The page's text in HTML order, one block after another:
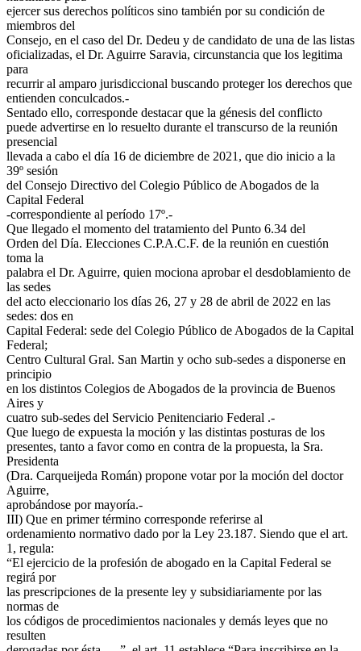
ejercer sus derechos políticos sino también por su condición de
miembros del
Consejo, en el caso del Dr. Dedeu y de candidato de una de las listas
oficializadas, el Dr. Aguirre Saravia, circunstancia que los legitima
para
recurrir al amparo jurisdiccional buscando proteger los derechos que
entienden conculcados.-
Sentado ello, corresponde destacar que la génesis del conflicto
puede advertirse en lo resuelto durante el transcurso de la reunión
presencial
llevada a cabo el día 16 de diciembre de 2021, que dio inicio a la
39º sesión
del Consejo Directivo del Colegio Público de Abogados de la
Capital Federal
-correspondiente al período 17º.-
Que llegado el momento del tratamiento del Punto 6.34 del
Orden del Día. Elecciones C.P.A.C.F. de la reunión en cuestión
toma la
palabra el Dr. Aguirre, quien mociona aprobar el desdoblamiento de
las sedes
del acto eleccionario los días 26, 27 y 28 de abril de 2022 en las
sedes: dos en
Capital Federal: sede del Colegio Público de Abogados de la Capital
Federal;
Centro Cultural Gral. San Martin y ocho sub-sedes a disponerse en
principio
en los distintos Colegios de Abogados de la provincia de Buenos
Aires y
cuatro sub-sedes del Servicio Penitenciario Federal .-
Que luego de expuesta la moción y las distintas posturas de los
presentes, tanto a favor como en contra de la propuesta, la Sra.
Presidenta
(Dra. Carqueijeda Román) propone votar por la moción del doctor
Aguirre,
aprobándose por mayoría.-
III) Que en primer término corresponde referirse al
ordenamiento normativo dado por la Ley 23.187. Siendo que el art.
1, regula:
“El ejercicio de la profesión de abogado en la Capital Federal se
regirá por
las prescripciones de la presente ley y subsidiariamente por las
normas de
los códigos de procedimientos nacionales y demás leyes que no
resulten